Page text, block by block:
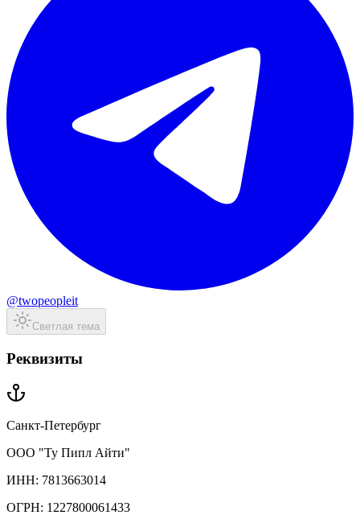
@twopeopleit
Светлая тема
Реквизиты
Санкт-Петербург
ООО "Ту Пипл Айти"
ИНН: 7813663014
ОГРН: 1227800061433